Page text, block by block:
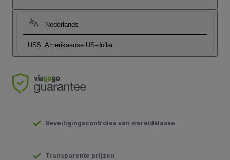
Nederlands
US$ Amerikaanse US-dollar
Beveiligingscontroles van wereldklasse
Transparente prijzen